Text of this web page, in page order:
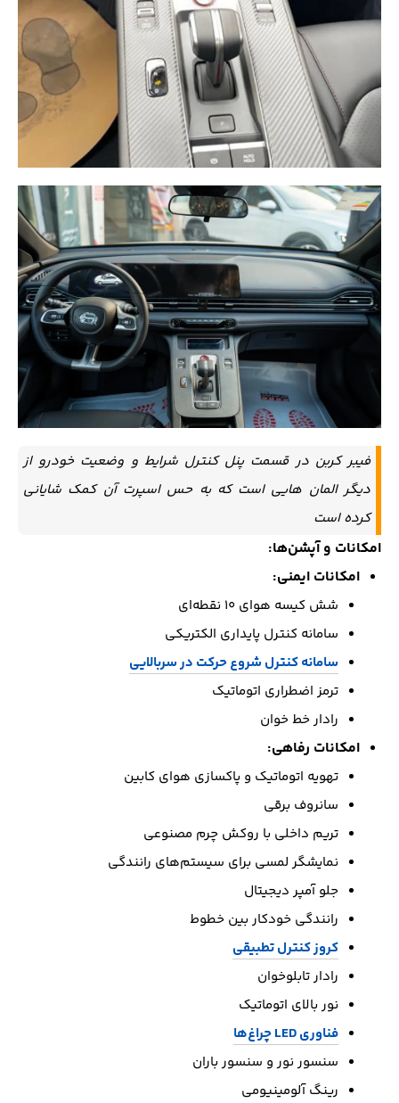
فیبر کربن در قسمت پنل کنترل شرایط و وضعیت خودرو از
دیگر المان هایی است که به حس اسپرت آن کمک شایانی
کرده است
امکانات و آپشن‌ها:
امکانات ایمنی:
شش کیسه هوای ۱۰ نقطه‌ای
سامانه کنترل پایداری الکتریکی
سامانه کنترل شروع حرکت در سربالایی
ترمز اضطراری اتوماتیک
رادار خط خوان
امکانات رفاهی:
تهویه اتوماتیک و پاکسازی هوای کابین
سانروف برقی
تریم داخلی با روکش چرم مصنوعی
نمایشگر لمسی برای سیستم‌های رانندگی
جلو آمپر دیجیتال
رانندگی خودکار بین خطوط
کروز کنترل تطبیقی
رادار تابلوخوان
نور بالای اتوماتیک
فناوری LED چراغ‌ها
سنسور نور و سنسور باران
رینگ آلومینیومی